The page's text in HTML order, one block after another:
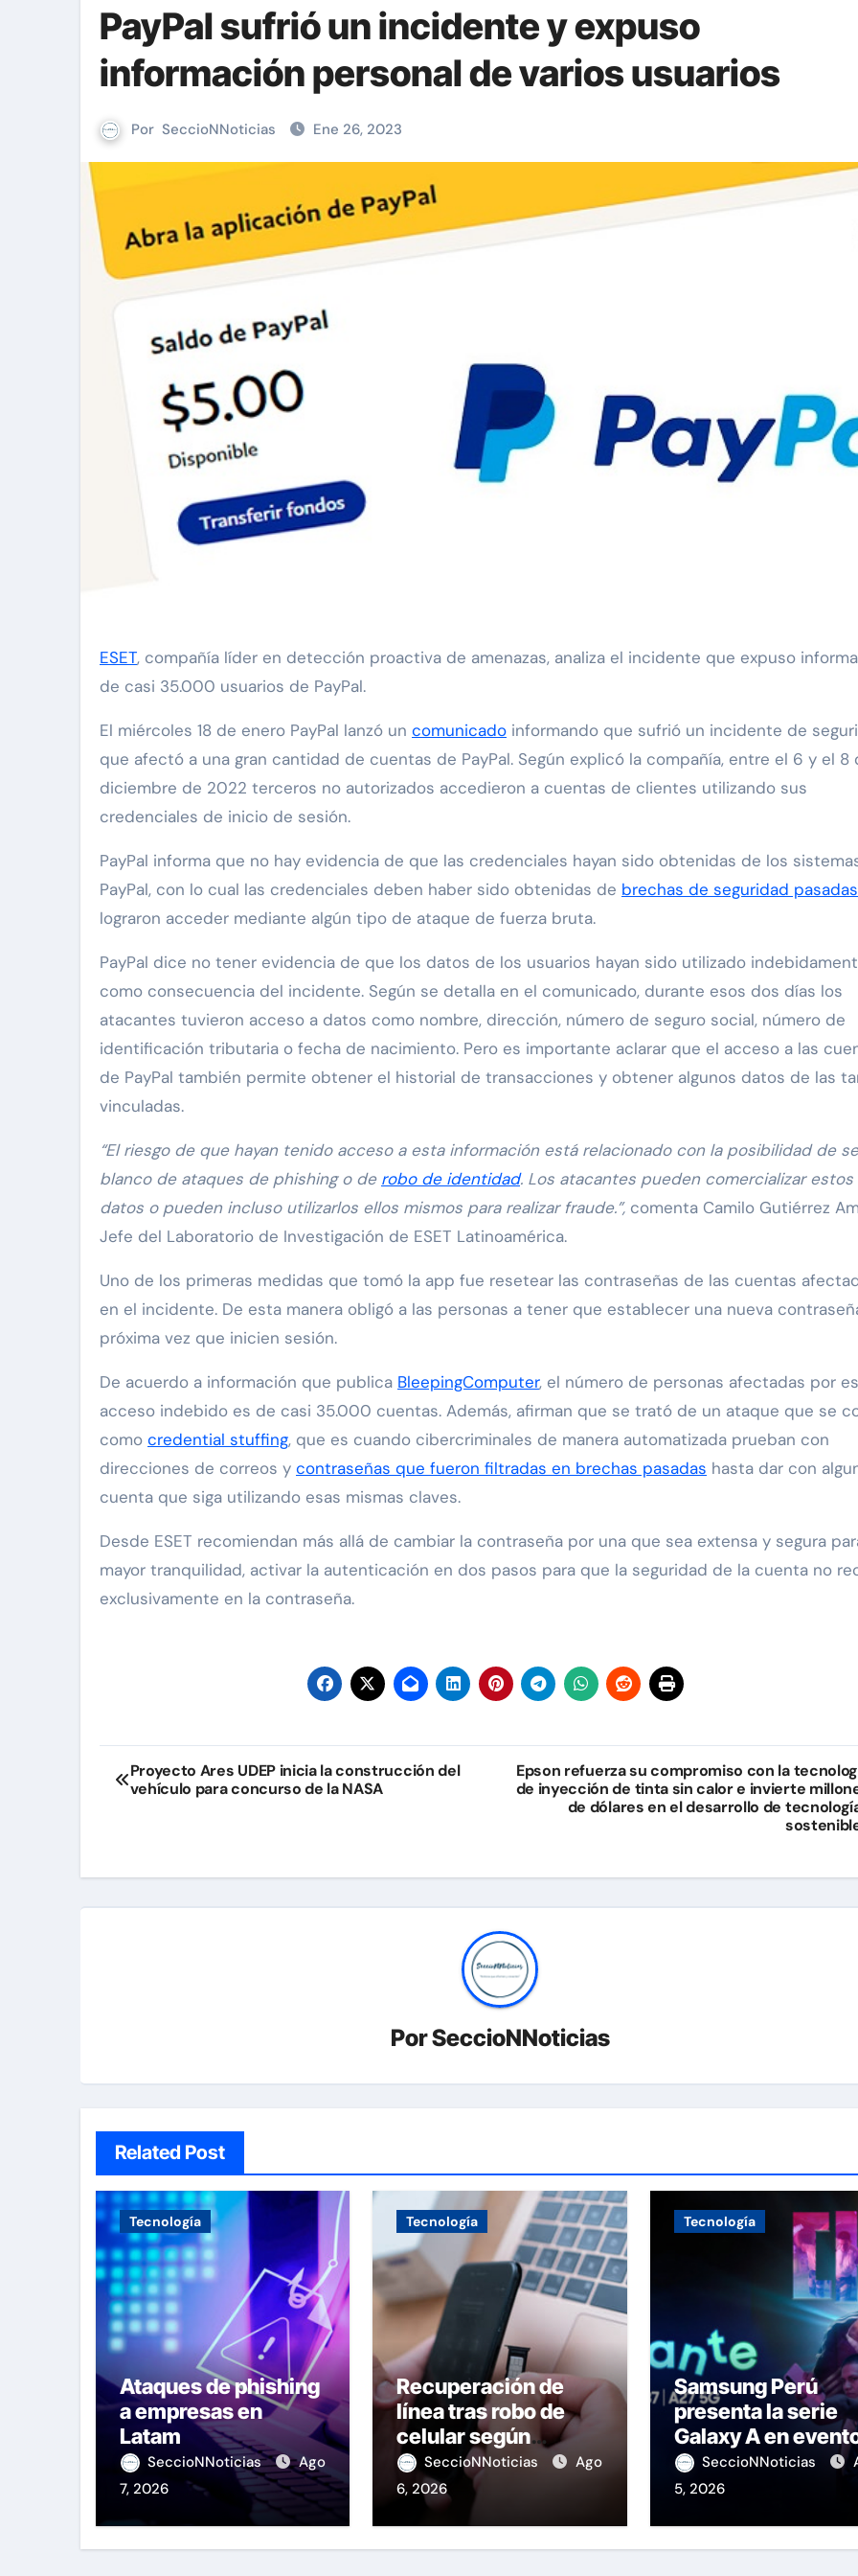
PayPal sufrió un incidente y expuso
información personal de varios usuarios
Por SeccioNNoticias Ene 26, 2023
ESET, compañía líder en detección proactiva de amenazas, analiza el incidente que expuso
de casi 35.000 usuarios de PayPal.
El miércoles 18 de enero PayPal lanzó un comunicado informando que sufrió un incidente de
que afectó a una gran cantidad de cuentas de PayPal. Según explicó la compañía, entre el 6 y el 8
diciembre de 2022 terceros no autorizados accedieron a cuentas de clientes utilizando sus
credenciales de inicio de sesión.
PayPal informa que no hay evidencia de que las credenciales hayan sido obtenidas de los
PayPal, con lo cual las credenciales deben haber sido obtenidas de brechas de seguridad pasadas
lograron acceder mediante algún tipo de ataque de fuerza bruta.
PayPal dice no tener evidencia de que los datos de los usuarios hayan sido utilizado
como consecuencia del incidente. Según se detalla en el comunicado, durante esos dos días los
atacantes tuvieron acceso a datos como nombre, dirección, número de seguro social, número de
identificación tributaria o fecha de nacimiento. Pero es importante aclarar que el acceso a las
de PayPal también permite obtener el historial de transacciones y obtener algunos datos de las
vinculadas.
“El riesgo de que hayan tenido acceso a esta información está relacionado con la posibilidad de
blanco de ataques de phishing o de robo de identidad. Los atacantes pueden comercializar estos
datos o pueden incluso utilizarlos ellos mismos para realizar fraude.”, comenta Camilo Gutiérrez
Jefe del Laboratorio de Investigación de ESET Latinoamérica.
Uno de los primeras medidas que tomó la app fue resetear las contraseñas de las cuentas
en el incidente. De esta manera obligó a las personas a tener que establecer una nueva
próxima vez que inicien sesión.
De acuerdo a información que publica BleepingComputer, el número de personas afectadas por
acceso indebido es de casi 35.000 cuentas. Además, afirman que se trató de un ataque que se
como credential stuffing, que es cuando cibercriminales de manera automatizada prueban con
direcciones de correos y contraseñas que fueron filtradas en brechas pasadas hasta dar con
cuenta que siga utilizando esas mismas claves.
Desde ESET recomiendan más allá de cambiar la contraseña por una que sea extensa y segura
mayor tranquilidad, activar la autenticación en dos pasos para que la seguridad de la cuenta no
exclusivamente en la contraseña.
Navegación
de
Proyecto Ares UDEP inicia la construcción del
vehículo para concurso de la NASA
Epson refuerza su compromiso con la
de inyección de tinta sin calor e invierte
de dólares en el desarrollo de
PorSeccioNNoticias
Related Post
Tecnología
Ataques de phishing
a empresas en
Latam
SeccioNNoticias
Ago
7, 2026
Tecnología
Recuperación de
línea tras robo de
celular según
OSIPTEL
SeccioNNoticias
Ago
6, 2026
Tecnología
Samsung Perú
presenta la serie
Galaxy A en
de K-Pop
SeccioNNoticias
5, 2026